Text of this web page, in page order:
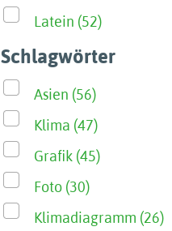
Latein (52)
Schlagwörter
Asien (56)
Klima (47)
Grafik (45)
Foto (30)
Klimadiagramm (26)